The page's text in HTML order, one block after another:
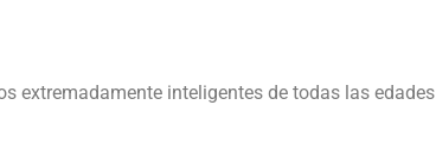
extremadamente inteligentes de todas las edades